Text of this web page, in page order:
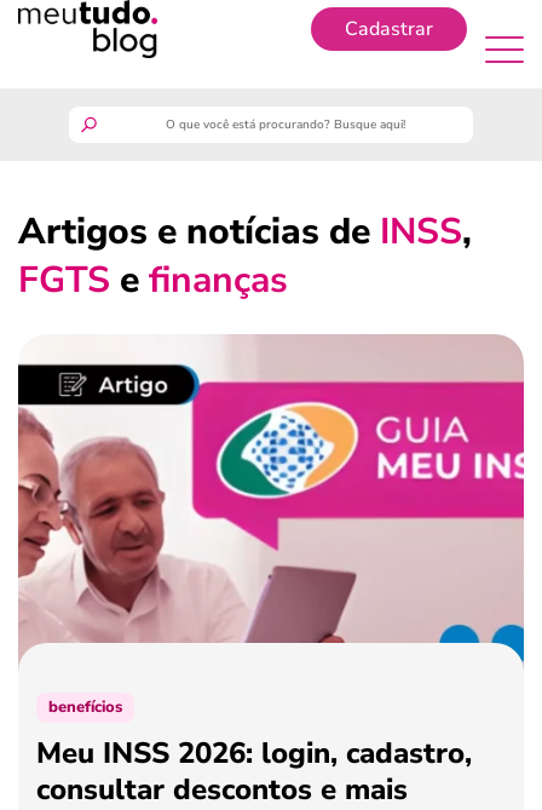
Cadastrar
guia do trabalhador
benefícios
crédito fácil
últimas notícias
ferramentas
Artigos e notícias de INSS,
FGTS efinanças
benefícios
Meu INSS 2026: login, cadastro,
consultar descontos e mais